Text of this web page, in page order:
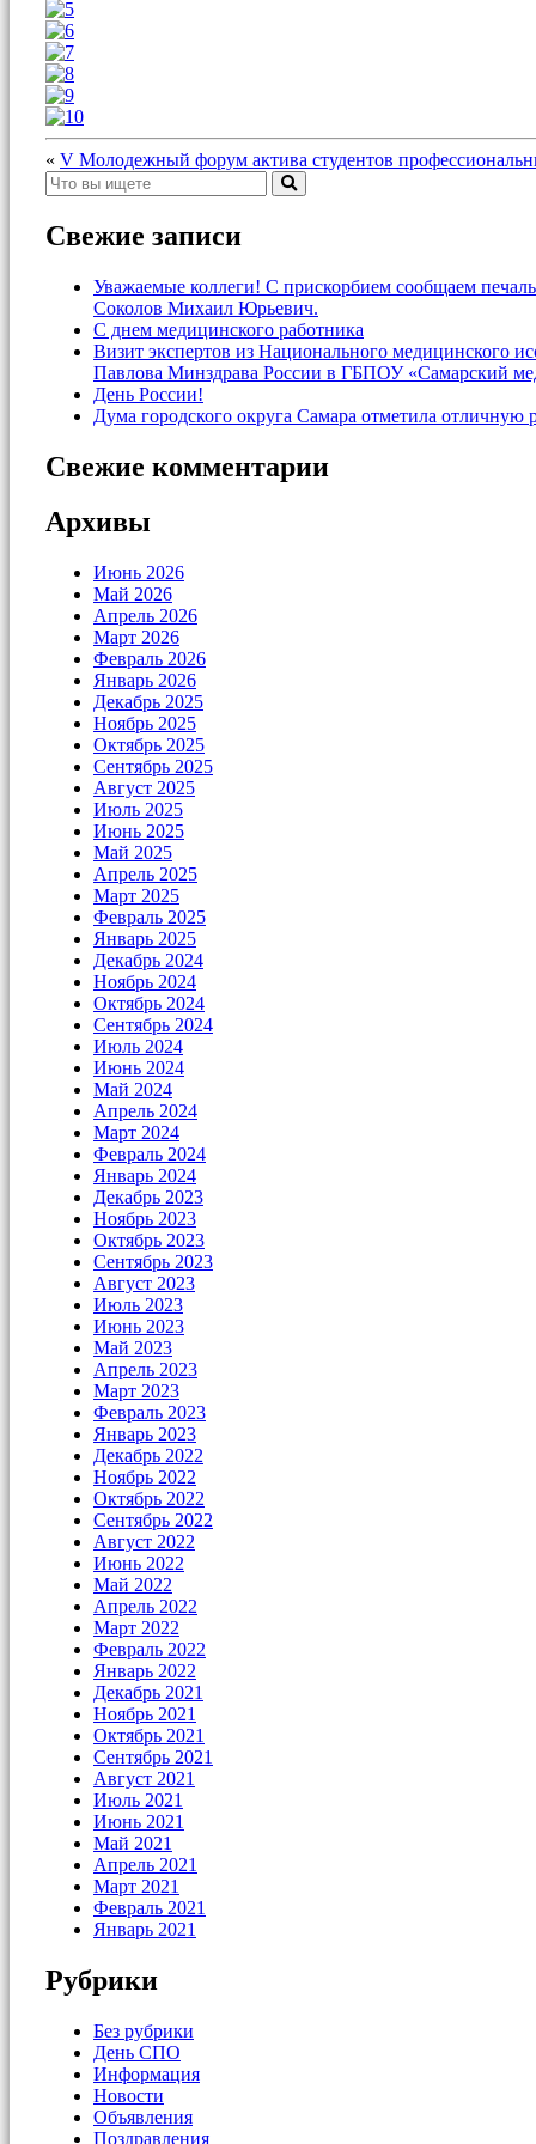
« V Молодежный форум актива студентов
Свежие записи
Уважаемые коллеги! С прискорбием сообщаем
Соколов Михаил Юрьевич.
С днем медицинского работника
Визит экспертов из Национального
Павлова Минздрава России в ГБПОУ «Самарский
День России!
Дума городского округа Самара отметила
Свежие комментарии
Архивы
Июнь 2026
Май 2026
Апрель 2026
Март 2026
Февраль 2026
Январь 2026
Декабрь 2025
Ноябрь 2025
Октябрь 2025
Сентябрь 2025
Август 2025
Июль 2025
Июнь 2025
Май 2025
Апрель 2025
Март 2025
Февраль 2025
Январь 2025
Декабрь 2024
Ноябрь 2024
Октябрь 2024
Сентябрь 2024
Июль 2024
Июнь 2024
Май 2024
Апрель 2024
Март 2024
Февраль 2024
Январь 2024
Декабрь 2023
Ноябрь 2023
Октябрь 2023
Сентябрь 2023
Август 2023
Июль 2023
Июнь 2023
Май 2023
Апрель 2023
Март 2023
Февраль 2023
Январь 2023
Декабрь 2022
Ноябрь 2022
Октябрь 2022
Сентябрь 2022
Август 2022
Июнь 2022
Май 2022
Апрель 2022
Март 2022
Февраль 2022
Январь 2022
Декабрь 2021
Ноябрь 2021
Октябрь 2021
Сентябрь 2021
Август 2021
Июль 2021
Июнь 2021
Май 2021
Апрель 2021
Март 2021
Февраль 2021
Январь 2021
Рубрики
Без рубрики
День СПО
Информация
Новости
Объявления
Поздравления